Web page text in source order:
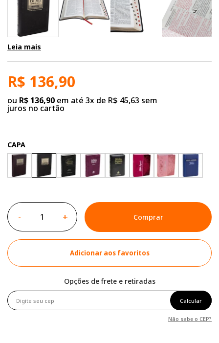
Leia mais
R$ 136,90
ou R$ 136,90 em até 3x de R$ 45,63 sem
juros no cartão
CAPA
- + Comprar
Adicionar aos favoritos
Opções de frete e retiradas
Calcular
Não sabe o CEP?